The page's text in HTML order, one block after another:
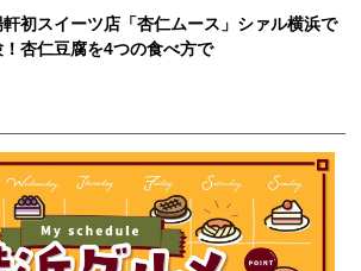
軒初スイーツ店「杏仁ムース」シァル横浜で
！杏仁豆腐を4つの食べ方で